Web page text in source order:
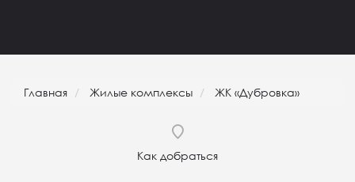
Главная Жилые комплексы ЖК «Дубровка»
Как добраться